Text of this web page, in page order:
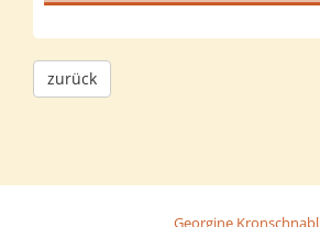
zurück
Georgine Kronschnabl